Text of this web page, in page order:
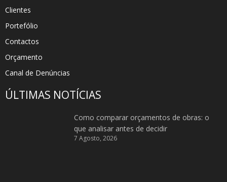
Clientes
Portefólio
Contactos
Orçamento
Canal de Denúncias
ÚLTIMAS NOTÍCIAS
Como comparar orçamentos de obras: o
que analisar antes de decidir
7 Agosto, 2026